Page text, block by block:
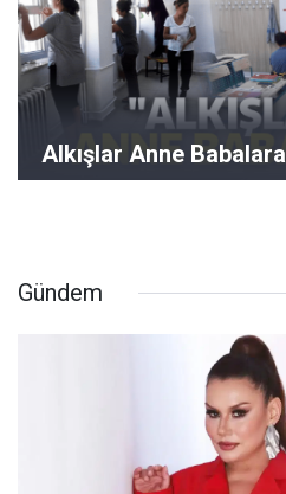
Alkışlar Anne Babalara
Gündem